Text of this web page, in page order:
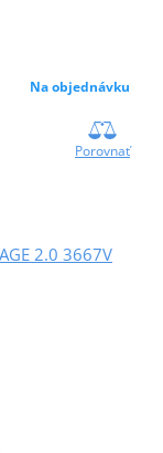
Na objednávku
Porovnať
2.0 3667V